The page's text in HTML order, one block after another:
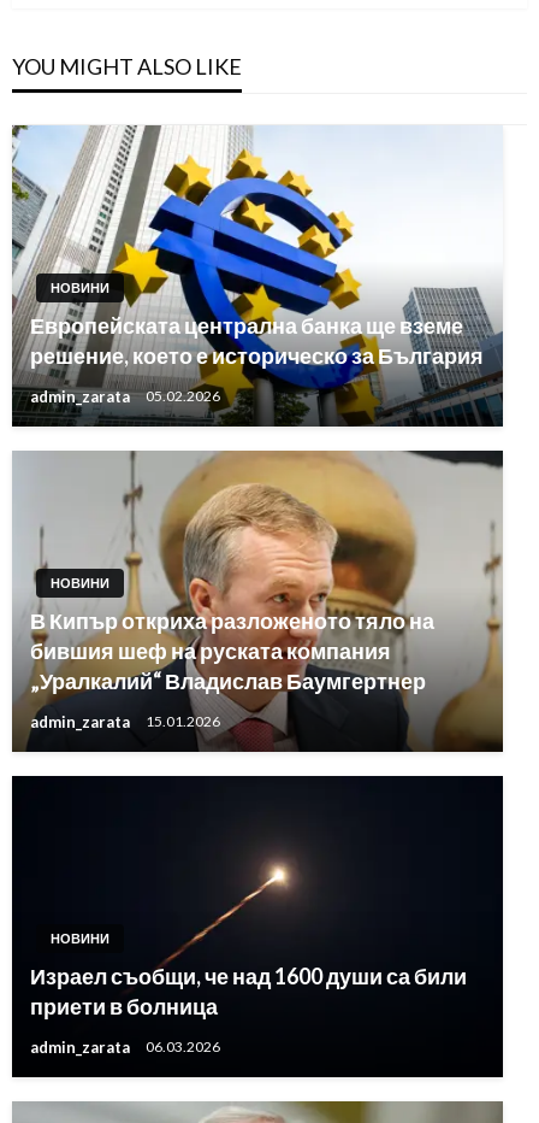
YOU MIGHT ALSO LIKE
НОВИНИ
Европейската централна банка ще вземе
решение, което е историческо за България
admin_zarata 05.02.2026
НОВИНИ
В Кипър откриха разложеното тяло на
бившия шеф на руската компания
„Уралкалий“ Владислав Баумгертнер
admin_zarata 15.01.2026
НОВИНИ
Израел съобщи, че над 1600 души са били
приети в болница
admin_zarata 06.03.2026